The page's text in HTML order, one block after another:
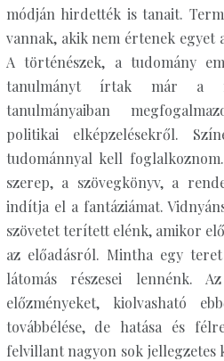
módján hirdették is tanait.
vannak, akik nem értenek egyet
A történészek, a tudomány
tanulmányt írtak már a
tanulmányaiban
politikai elképzelésekről.
tudománnyal kell
szerep, a szövegkönyv, a
indítja el a fantáziámat.
szövetet terített elénk, amikor
az előadásról. Mintha egy
látomás részesei lennénk.
előzményeket, kiolvasható
továbbélése, de hatása és
felvillant nagyon sok jellegzetes